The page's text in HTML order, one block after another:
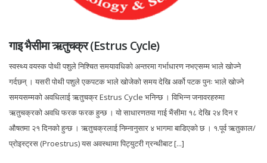
गाइ भैसीमा ऋतुचक्र (Estrus Cycle)
स्वस्थ्य वयस्क पोथी पशुले निश्चित समयावधिको अन्तरमा गर्भाधारण नभएसम्म भाले खोज्ने
गर्दछन् । यसरी पोथी पशुले एकपटक भाले खोजेको समय देखि अर्को पटक पुनः भाले खोज्ने
समयसम्मको अवधिलाई ऋतुचक्र Estrus Cycle भनिन्छ । विभिन्न जनावरहरुमा
ऋतुचक्रको अवधि फरक फरक हुन्छ । यो साधारणतया गाई भैंसीमा १८ देखि २४ दिन र
औषतमा २१ दिनको हुन्छ । ऋतुचक्रलाई निम्नानुसार ४ भागमा बाडिएको छ । १.पूर्व ऋतुकाल/
प्रोइस्ट्रस (Proestrus) यस अवस्थामा पिट्युटरी ग्रन्थीबाट [...]